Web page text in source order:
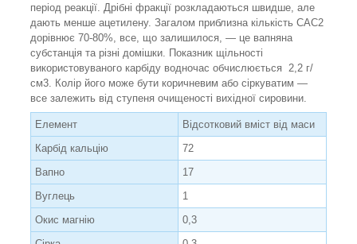
період реакції. Дрібні фракції розкладаються швидше, але
дають менше ацетилену. Загалом приблизна кількість CAC2
дорівнює 70-80%, все, що залишилося, — це вапняна
субстанція та різні домішки. Показник щільності
використовуваного карбіду водночас обчислюється 2,2 г/
см3. Колір його може бути коричневим або сіркуватим —
все залежить від ступеня очищеності вихідної сировини.
Елемент
Відсотковий вміст від маси
Карбід кальцію
72
Вапно
17
Вуглець
1
Окис магнію
0,3